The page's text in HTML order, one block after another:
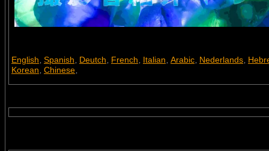
English, Spanish, Deutch, French, Italian, Arabic, Nederlands,
Korean, Chinese,